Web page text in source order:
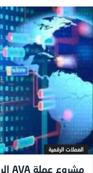
العملات الرقمية
مشروع عملة AVA الرقمية ومستقبلها